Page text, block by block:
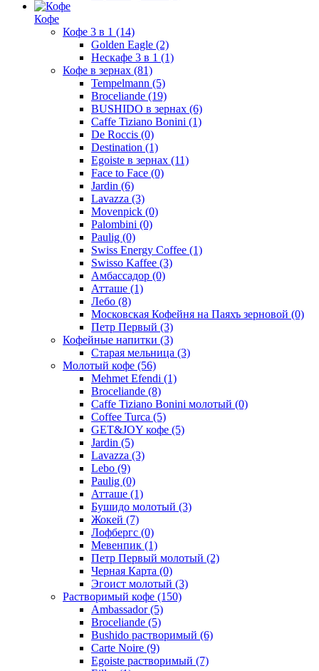
Кофе
Кофе 3 в 1 (14)
Golden Eagle (2)
Нескафе 3 в 1 (1)
Кофе в зернах (81)
Tempelmann (5)
Broceliande (19)
BUSHIDO в зернах (6)
Caffe Tiziano Bonini (1)
De Roccis (0)
Destination (1)
Egoiste в зернах (11)
Face to Face (0)
Jardin (6)
Lavazza (3)
Movenpick (0)
Palombini (0)
Paulig (0)
Swiss Energy Coffee (1)
Swisso Kaffee (3)
Амбассадор (0)
Атташе (1)
Лебо (8)
Московская Кофейня на Паяхъ зерновой (0)
Петр Первый (3)
Кофейные напитки (3)
Старая мельница (3)
Молотый кофе (56)
Mehmet Efendi (1)
Broceliande (8)
Caffe Tiziano Bonini молотый (0)
Coffee Turca (5)
GET&JOY кофе (5)
Jardin (5)
Lavazza (3)
Lebo (9)
Paulig (0)
Атташе (1)
Бушидо молотый (3)
Жокей (7)
Лофбергс (0)
Мевенпик (1)
Петр Первый молотый (2)
Черная Карта (0)
Эгоист молотый (3)
Растворимый кофе (150)
Ambassador(5)
Broceliande (5)
Bushido растворимый (6)
Carte Noire (9)
Egoiste растворимый (7)